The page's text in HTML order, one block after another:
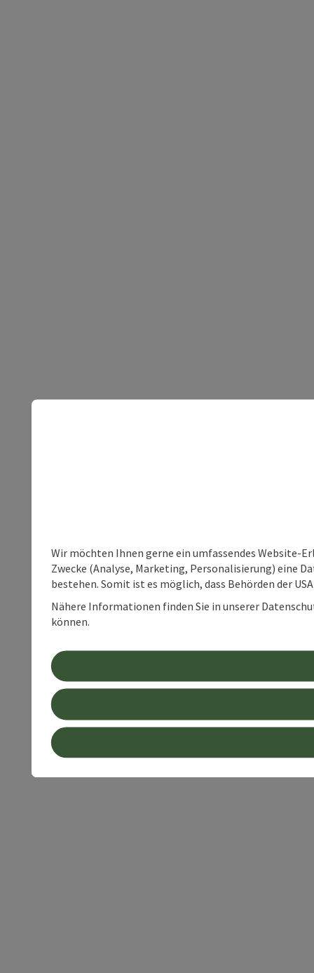
Wir möchten Ihnen gerne ein umfassendes Website-
Zwecke (Analyse, Marketing, Personalisierung) eine
bestehen. Somit ist es möglich, dass Behörden der
Nähere Informationen finden Sie in unserer
können.